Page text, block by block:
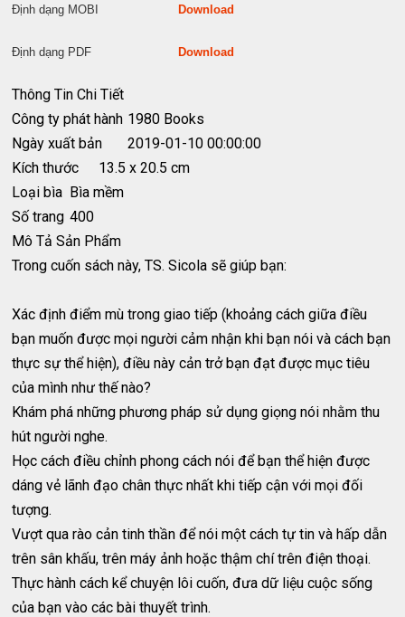
Định dạng MOBI Download
Định dạng PDF Download
Thông Tin Chi Tiết
Công ty phát hành 1980 Books
Ngày xuất bản
2019-01-10 00:00:00
Kích thước
13.5 x 20.5 cm
Loại bìa Bìa mềm
Số trang 400
Mô Tả Sản Phẩm
Trong cuốn sách này, TS. Sicola sẽ giúp bạn:
Xác định điểm mù trong giao tiếp (khoảng cách giữa điều
bạn muốn được mọi người cảm nhận khi bạn nói và cách bạn
thực sự thể hiện), điều này cản trở bạn đạt được mục tiêu
của mình như thế nào?
Khám phá những phương pháp sử dụng giọng nói nhằm thu
hút người nghe.
Học cách điều chỉnh phong cách nói để bạn thể hiện được
dáng vẻ lãnh đạo chân thực nhất khi tiếp cận với mọi đối
tượng.
Vượt qua rào cản tinh thần để nói một cách tự tin và hấp dẫn
trên sân khấu, trên máy ảnh hoặc thậm chí trên điện thoại.
Thực hành cách kể chuyện lôi cuốn, đưa dữ liệu cuộc sống
của bạn vào các bài thuyết trình.